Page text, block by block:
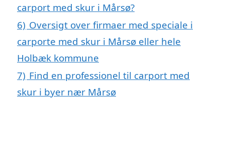
carport med skur i Mårsø?
6) Oversigt over firmaer med speciale i
carporte med skur i Mårsø eller hele
Holbæk kommune
7) Find en professionel til carport med
skur i byer nær Mårsø